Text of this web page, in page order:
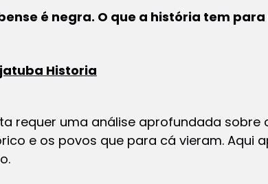
é negra. O que a história tem
Historia
requer uma análise aprofundada sobre
e os povos que para cá vieram. Aqui